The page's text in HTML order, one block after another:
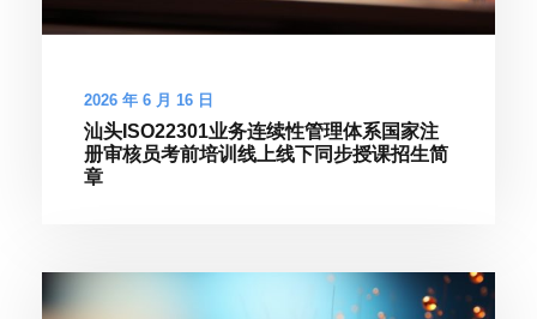
2026 年 6 月 16 日
汕头ISO22301业务连续性管理体系国家注
册审核员考前培训线上线下同步授课招生简
章